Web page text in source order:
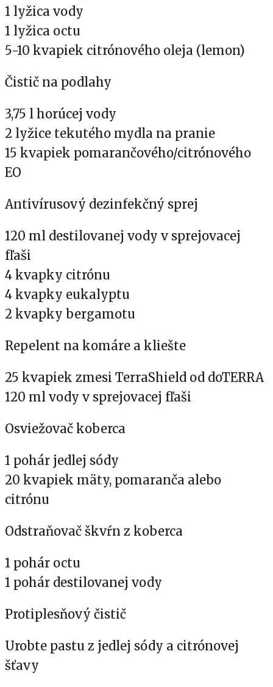
1 lyžica vody
1 lyžica octu
5-10 kvapiek citrónového oleja (lemon)
Čistič na podlahy
3,75 l horúcej vody
2 lyžice tekutého mydla na pranie
15 kvapiek pomarančového/citrónového
EO
Antivírusový dezinfekčný sprej
120 ml destilovanej vody v sprejovacej
fľaši
4 kvapky citrónu
4 kvapky eukalyptu
2 kvapky bergamotu
Repelent na komáre a kliešte
25 kvapiek zmesi TerraShield od doTERRA
120 ml vody v sprejovacej fľaši
Osviežovač koberca
1 pohár jedlej sódy
20 kvapiek mäty, pomaranča alebo
citrónu
Odstraňovač škvŕn z koberca
1 pohár octu
1 pohár destilovanej vody
Protiplesňový čistič
Urobte pastu z jedlej sódy a citrónovej
šťavy